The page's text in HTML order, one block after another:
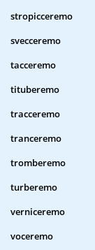
stropicceremo
svecceremo
tacceremo
tituberemo
tracceremo
tranceremo
tromberemo
turberemo
verniceremo
voceremo